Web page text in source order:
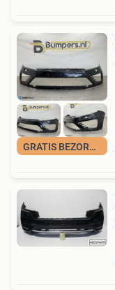
GRATIS BEZORGING